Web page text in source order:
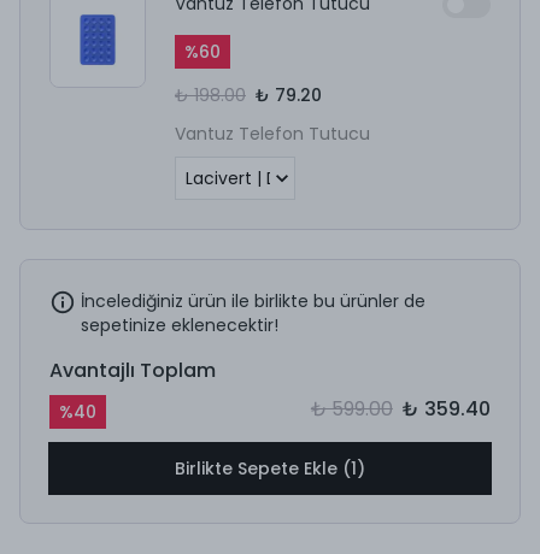
%60
₺ 198.00 ₺ 79.20
Vantuz Telefon Tutucu
İncelediğiniz ürün ile birlikte bu ürünler de
sepetinize eklenecektir!
Avantajlı Toplam
%40 ₺ 599.00 ₺ 359.40
Birlikte Sepete Ekle (1)